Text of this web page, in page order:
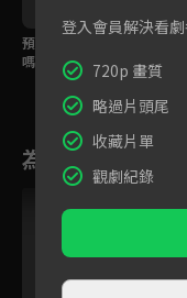
預告｜想要更多歡樂
嗎？與幼幼園小朋友一
起展開冒險！
為您推薦
登入會員解決看
720p 畫質
略過片頭尾
收藏片單
觀劇紀錄